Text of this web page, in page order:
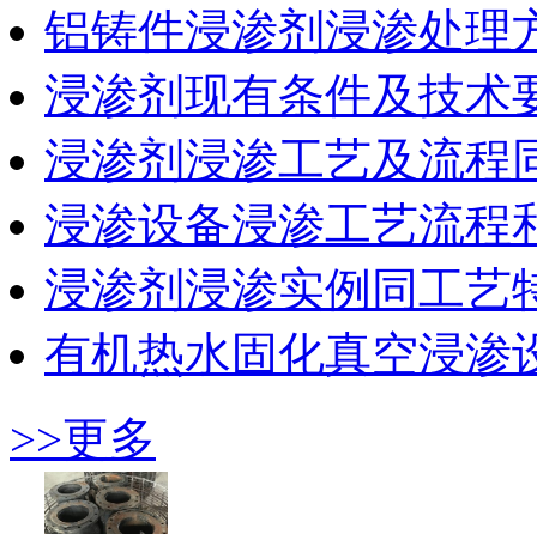
铝铸件浸渗剂浸渗处理
浸渗剂现有条件及技术
浸渗剂浸渗工艺及流程
浸渗设备浸渗工艺流程
浸渗剂浸渗实例同工艺
有机热水固化真空浸渗
>>更多